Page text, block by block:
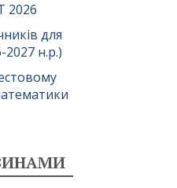
2026
для
2027 н.р.)